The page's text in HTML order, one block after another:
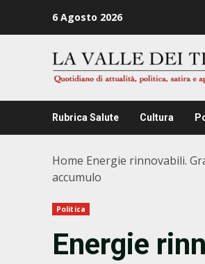
6 Agosto 2026
Rubrica Salute Cultura
Home Energie rinnovabili.
accumulo
Politica
Energie